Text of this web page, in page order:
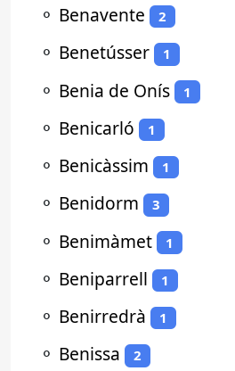
⚬ Benavente 2
⚬ Benetússer 1
⚬ Benia de Onís 1
⚬ Benicarló 1
⚬ Benicàssim 1
⚬ Benidorm 3
⚬ Benimàmet 1
⚬ Beniparrell 1
⚬ Benirredrà 1
⚬ Benissa 2